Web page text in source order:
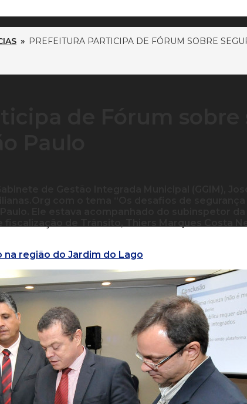
» PREFEITURA PARTICIPA DE FÓRUM SOBRE
região do Jardim do Lago